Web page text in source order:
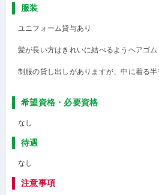
服装
ユニフォーム貸与あり
髪が長い方はきれいに結べるようヘアゴ
制服の貸し出しがありますが、中に着る半
希望資格・必要資格
なし
待遇
なし
注意事項